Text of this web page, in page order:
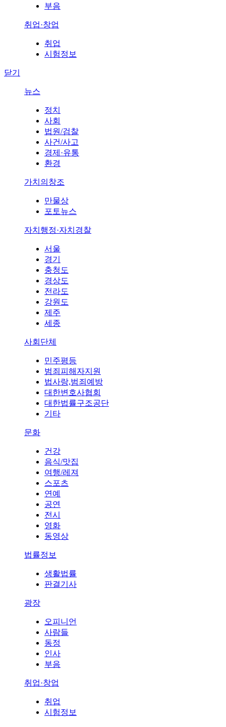
부음
취업·창업
취업
시험정보
닫기
뉴스
정치
사회
법원/검찰
사건/사고
경제·유통
환경
가치의창조
만물상
포토뉴스
자치행정·자치경찰
서울
경기
충청도
경상도
전라도
강원도
제주
세종
사회단체
민주평등
범죄피해자지원
법사랑,범죄예방
대한변호사협회
대한법률구조공단
기타
문화
건강
음식/맛집
여행/레져
스포츠
연예
공연
전시
영화
동영상
법률정보
생활법률
판결기사
광장
오피니언
사람들
동정
인사
부음
취업·창업
취업
시험정보